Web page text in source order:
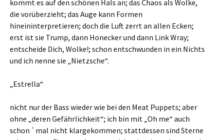
kommt es auf den schönen Hals an; das Chaos als Wolke,
die vorüberzieht; das Auge kann Formen
hineininterpretieren; doch die Luft zerrt an allen Ecken;
erst ist sie Trump, dann Honecker und dann Link Wray;
entscheide Dich, Wolke!; schon entschwunden in ein Nichts
und ich nenne sie „Nietzsche“.
„Estrella“
nicht nur der Bass wieder wie bei den Meat Puppets; aber
ohne „deren Gefährlichkeit“; ich bin mit „Oh me“ auch
schon `mal nicht klargekommen; stattdessen sind Sterne